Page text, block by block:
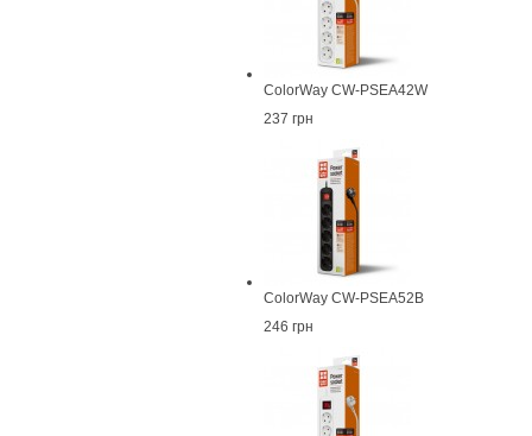
ColorWay CW-PSEA42W
237 грн
ColorWay CW-PSEA52B
246 грн